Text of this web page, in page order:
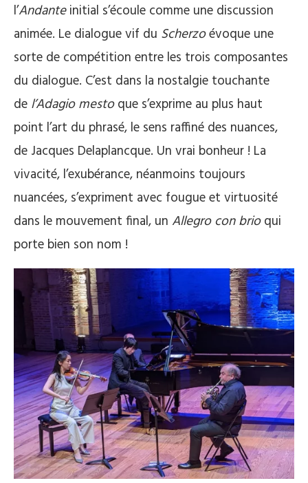
l’Andanteinitial s’écoule comme une discussion
animée. Le dialogue vif du Scherzoévoque une
sorte de compétition entre les trois composantes
du dialogue. C’est dans la nostalgie touchante
de l’Adagio mestoque s’exprime au plus haut
point l’art du phrasé, le sens raffiné des nuances,
de Jacques Delaplancque. Un vrai bonheur ! La
vivacité, l’exubérance, néanmoins toujours
nuancées, s’expriment avec fougue et virtuosité
dans le mouvement final, un Allegro con brioqui
porte bien son nom !